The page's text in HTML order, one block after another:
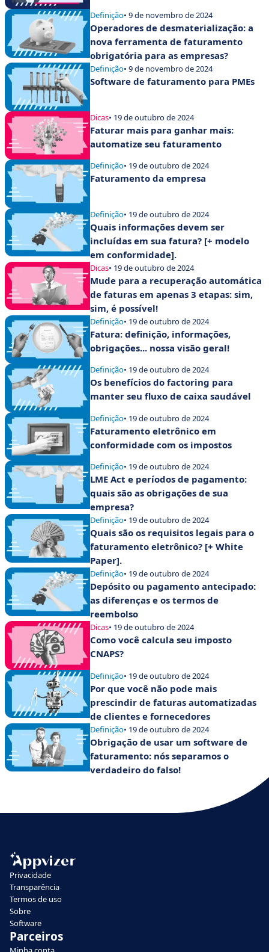
Definição• 9 de novembro de 2024
Operadores de desmaterialização: a
nova ferramenta de faturamento
obrigatória para as empresas?
Definição• 9 de novembro de 2024
Software de faturamento para PMEs
Dicas• 19 de outubro de 2024
Faturar mais para ganhar mais:
automatize seu faturamento
Definição• 19 de outubro de 2024
Faturamento da empresa
Definição• 19 de outubro de 2024
Quais informações devem ser
incluídas em sua fatura? [+ modelo
em conformidade].
Dicas• 19 de outubro de 2024
Mude para a recuperação automática
de faturas em apenas 3 etapas: sim,
sim, é possível!
Definição• 19 de outubro de 2024
Fatura: definição, informações,
obrigações... nossa visão geral!
Definição• 19 de outubro de 2024
Os benefícios do factoring para
manter seu fluxo de caixa saudável
Definição• 19 de outubro de 2024
Faturamento eletrônico em
conformidade com os impostos
Definição• 19 de outubro de 2024
LME Act e períodos de pagamento:
quais são as obrigações de sua
empresa?
Definição• 19 de outubro de 2024
Quais são os requisitos legais para o
faturamento eletrônico? [+ White
Paper].
Definição• 19 de outubro de 2024
Depósito ou pagamento antecipado:
as diferenças e os termos de
reembolso
Dicas• 19 de outubro de 2024
Como você calcula seu imposto
CNAPS?
Definição• 19 de outubro de 2024
Por que você não pode mais
prescindir de faturas automatizadas
de clientes e fornecedores
Definição• 19 de outubro de 2024
Obrigação de usar um software de
faturamento: nós separamos o
verdadeiro do falso!
Privacidade
Transparência
Termos de uso
Sobre
Software
Parceiros